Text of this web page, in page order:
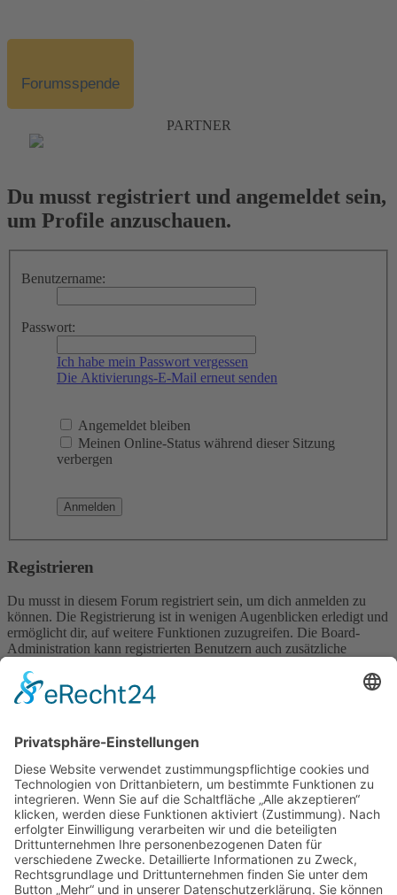
Forumsspende
PARTNER
Du musst registriert und angemeldet sein,
um Profile anzuschauen.
Benutzername:
Passwort:
Ich habe mein Passwort vergessen
Die Aktivierungs-E-Mail erneut senden
Angemeldet bleiben
Meinen Online-Status während dieser Sitzung
verbergen
Registrieren
Du musst in diesem Forum registriert sein, um dich anmelden zu
können. Die Registrierung ist in wenigen Augenblicken erledigt und
ermöglicht dir, auf weitere Funktionen zuzugreifen. Die Board-
Administration kann registrierten Benutzern auch zusätzliche
Nutzungsbedingungen und die verwandten Regelungen, bevor du
dich registrierst. Bitte beachte auch die jeweiligen Forenregeln,
Nutzungsbedingungen|Datenschutzerklärung
Registrieren
Foren-Übersicht
Alle Zeiten sind UTC+02:00
Alle Cookies löschen
Powered byphpBB® Forum Software © phpBB Limited